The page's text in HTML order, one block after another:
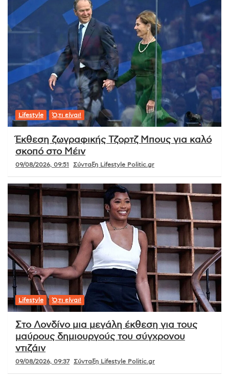
Lifestyle Ό,τι είναι!
Έκθεση ζωγραφικής Τζορτζ Μπους για καλό
σκοπό στο Μέιν
09/08/2026, 09:51 Σύνταξη Lifestyle Politic.gr
Lifestyle Ό,τι είναι!
Στο Λονδίνο μια μεγάλη έκθεση για τους
μαύρους δημιουργούς του σύγχρονου
ντιζάιν
09/08/2026, 09:37 Σύνταξη Lifestyle Politic.gr